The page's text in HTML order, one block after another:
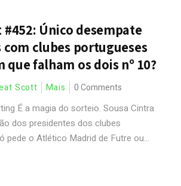
#452: Único desempate
clubes portugueses
que falham os dois nº 10?
Scott Mais 0 Comments
É a magia do sorteio. Sousa Cintra
dos presidentes dos clubes
pede o Atlético Madrid de Futre ou...